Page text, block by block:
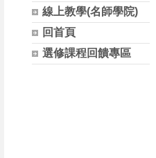
線上教學(名師學院)
回首頁
選修課程回饋專區